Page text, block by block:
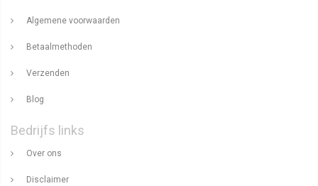
Algemene voorwaarden
Betaalmethoden
Verzenden
Blog
Bedrijfs links
Over ons
Disclaimer